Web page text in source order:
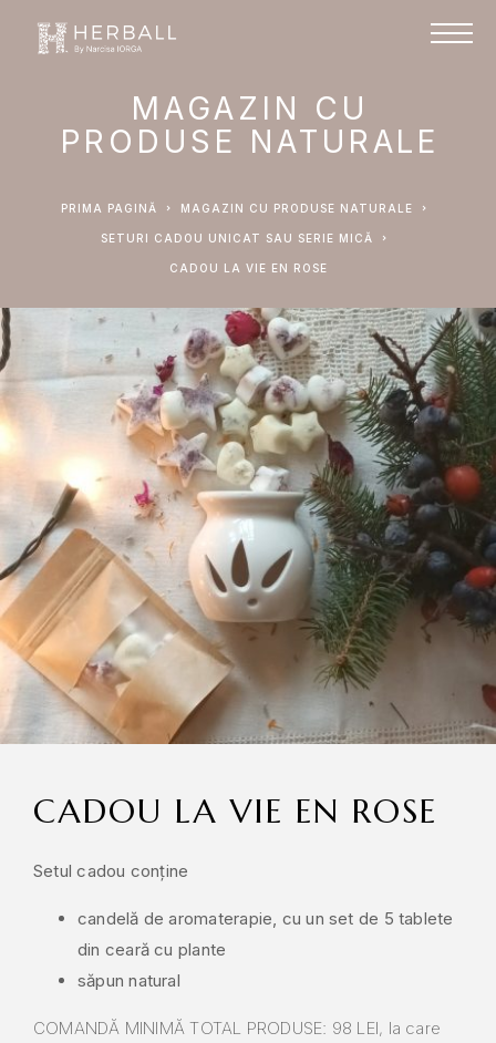
MAGAZIN CU
PRODUSE NATURALE
PRIMA PAGINĂ MAGAZIN CU PRODUSE NATURALE
SETURI CADOU UNICAT SAU SERIE MICĂ
CADOU LA VIE EN ROSE
CADOU LA VIE EN ROSE
Setul cadou conține
candelă de aromaterapie, cu un set de 5 tablete
din ceară cu plante
săpun natural
COMANDĂ MINIMĂ TOTAL PRODUSE: 98 LEI, la care